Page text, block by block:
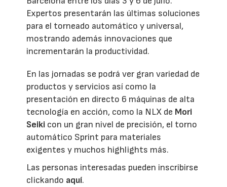
Expertos presentarán las últimas soluciones
para el torneado automático y universal,
mostrando además innovaciones que
incrementarán la productividad.
En las jornadas se podrá ver gran variedad de
productos y servicios así como la
presentación en directo 6 máquinas de alta
tecnología en acción, como la NLX de Mori
Seiki con un gran nivel de precisión, el torno
automático Sprint para materiales
exigentes y muchos highlights más.
Las personas interesadas pueden inscribirse
clickando aquí.